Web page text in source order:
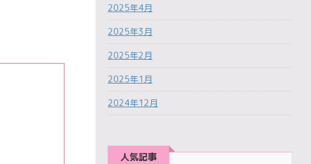
2025年4月
2025年3月
2025年2月
2025年1月
2024年12月
人気記事